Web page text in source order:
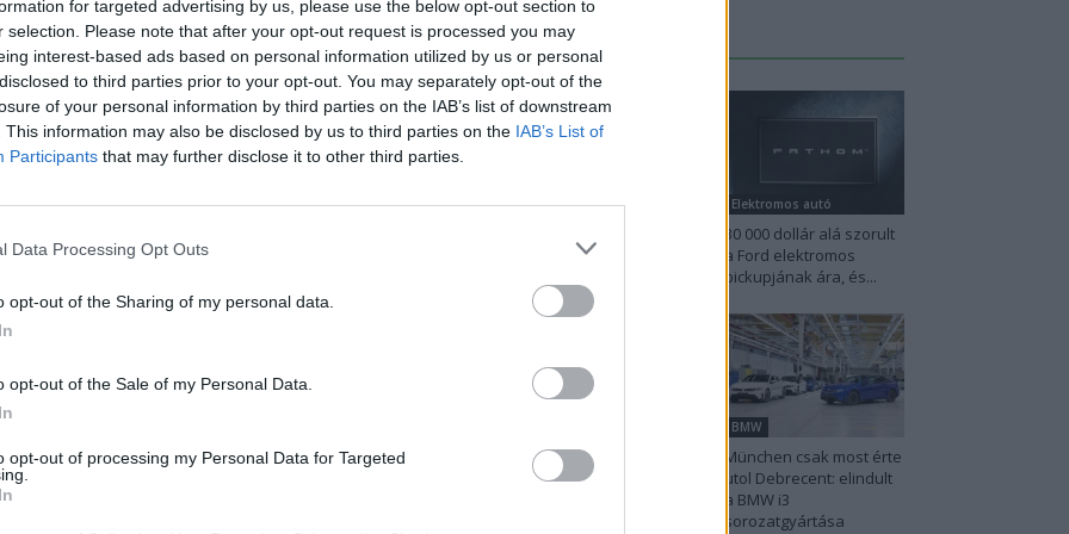
for targeted advertising by us, please use the below opt-out section to
selection. Please note that after your opt-out request is processed you may
interest-based ads based on personal information utilized by us or personal
to third parties prior to your opt-out. You may separately opt-out of the
of your personal information by third parties on the IAB’s list of downstream
This information may also be disclosed by us to third parties on the IAB’s List of
Participants that may further disclose it to other third parties.
Data Processing Opt Outs
opt-out of the Sharing of my personal data.
opt-out of the Sale of my Personal Data.
opt-out of processing my Personal Data for Targeted
Akkumulátor
6,4 perc alatt feltölt az...
Kovács Kata - 2026-06-13
mennyiség. Vajon ezúttal tényleg megérkezik?
Legutolsó cikkek
Elektromos autó
árazás a magyar
Elektromos autó
30 000 dollár alá szorult
a Ford elektromos
pickupjának ára, és...
9000 elektromos
furgonnál tart a Royal
BMW
München csak most érte
utol Debrecent: elindult
a BMW i3
sorozatgyártása